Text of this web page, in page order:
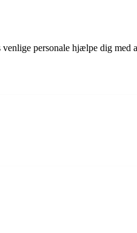
personale hjælpe dig med